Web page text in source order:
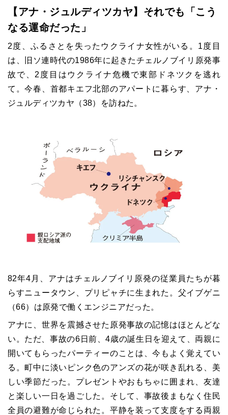
【アナ・ジュルディツカヤ】それでも「こう
なる運命だった」
2度、ふるさとを失ったウクライナ女性がいる。1度目
は、旧ソ連時代の1986年に起きたチェルノブイリ原発事
故で、2度目はウクライナ危機で東部ドネツクを逃れ
て。今春、首都キエフ北部のアパートに暮らす、アナ・
ジュルディツカヤ（38）を訪ねた。
82年4月、アナはチェルノブイリ原発の従業員たちが暮
らすニュータウン、プリピャチに生まれた。父イブゲニ
（66）は原発で働くエンジニアだった。
アナに、世界を震撼させた原発事故の記憶はほとんどな
い。ただ、事故の6日前、4歳の誕生日を迎えて、両親に
開いてもらったパーティーのことは、今もよく覚えてい
る。町中に淡いピンク色のアンズの花が咲き乱れる、美
しい季節だった。プレゼントやおもちゃに囲まれ、友達
と楽しい一日を過ごした。そして、事故後まもなく住民
全員の避難が命じられた。平静を装って支度をする両親